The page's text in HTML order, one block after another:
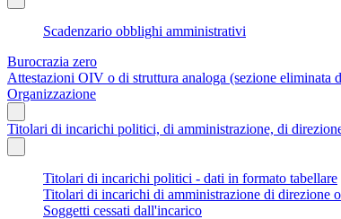
Scadenzario obblighi amministrativi
Burocrazia zero
Attestazioni OIV o di struttura analoga (sezione eliminata
Organizzazione
Titolari di incarichi politici, di amministrazione, di
Titolari di incarichi politici - dati in formato tabellare
Titolari di incarichi di amministrazione di direzione
Soggetti cessati dall'incarico